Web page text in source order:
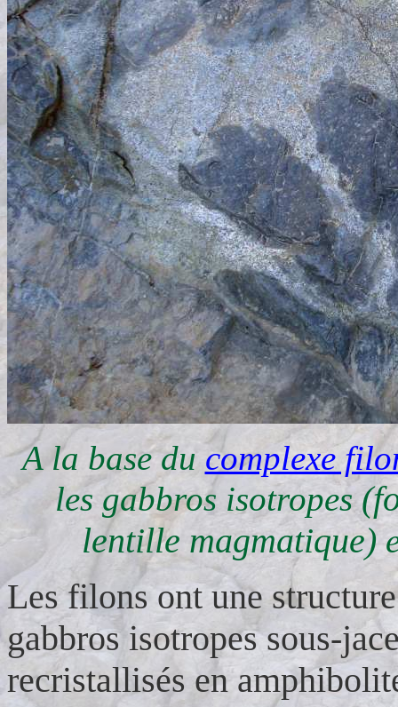
A la base du complexe
les gabbros isotropes
lentille magmatique)
Les filons ont une
gabbros isotropes sous-
recristallisés en